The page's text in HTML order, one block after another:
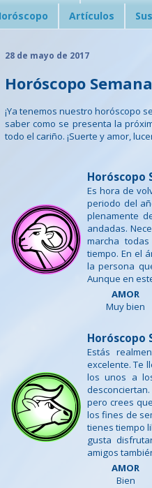
Artículos
28 de mayo de 2017
Horóscopo
¡Ya tenemos nuestro horóscopo
saber como se presenta la
todo el cariño. ¡Suerte y amor,
Horóscopo
Es hora de
periodo del
plenamente
andadas.
marcha
tiempo. En el
la persona
Aunque en
AMOR
Muy bien
Horóscopo
Estás
excelente. Te
los unos a
pero crees
los fines de
tienes tiempo
gusta
amigos
AMOR
Bien